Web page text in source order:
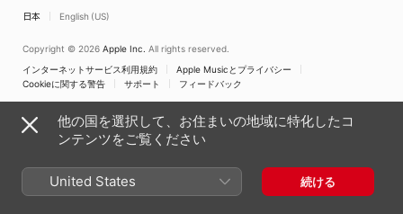
日本 English (US)
Copyright © 2026 Apple Inc. All rights reserved.
インターネットサービス利用規約
Apple Musicとプライバシー
Cookieに関する警告
サポート フィードバック
他の国を選択して、お住まいの地域に特化したコ
ンテンツをご覧ください
United States 続ける